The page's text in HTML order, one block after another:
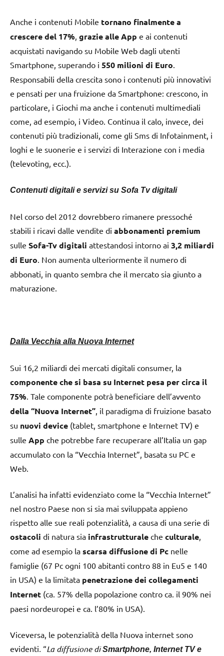
Anche i contenuti Mobile tornano finalmente a
crescere del 17% grazie alle App e ai contenuti
acquistati navigando su Mobile Web dagli utenti
Smartphone, superando i 550 milioni di Euro
Responsabili della crescita sono i contenuti più innovativi
e pensati per una fruizione da Smartphone: crescono, in
particolare, i Giochi ma anche i contenuti multimediali
come, ad esempio, i Video. Continua il calo, invece, dei
contenuti più tradizionali, come gli Sms di Infotainment, i
loghi e le suonerie e i servizi di Interazione con i media
(televoting, ecc.).
Contenuti digitali e servizi su Sofa Tv digitali
Nel corso del 2012 dovrebbero rimanere pressoché
stabili i ricavi dalle vendite di abbonamenti premium
sulle Sofa-Tv digitali attestandosi intorno ai 3,2 miliardi
di Euro . Non aumenta ulteriormente il numero di
abbonati, in quanto sembra che il mercato sia giunto a
maturazione.
Dalla Vecchia alla Nuova Internet
Sui 16,2 miliardi dei mercati digitali consumer, la
componente che si basa su Internet pesa per circa il
75% . Tale componente potrà beneficiare dell’avvento
della “Nuova Internet” , il paradigma di fruizione basato
su nuovi device (tablet, smartphone e Internet TV) e
sulle App che potrebbe fare recuperare all’Italia un gap
accumulato con la “Vecchia Internet”, basata su PC e
Web.
L’analisi ha infatti evidenziato come la “Vecchia Internet”
nel nostro Paese non si sia mai sviluppata appieno
rispetto alle sue reali potenzialità, a causa di una serie di
ostacoli di natura sia infrastrutturale che culturale
come ad esempio la scarsa diffusione di Pc nelle
famiglie (67 Pc ogni 100 abitanti contro 88 in Eu5 e 140
in USA) e la limitata penetrazione dei collegamenti
Internet (ca. 57% della popolazione contro ca. il 90% nei
paesi nordeuropei e ca. l’80% in USA).
Viceversa, le potenzialità della Nuova internet sono
evidenti. “La diffusione diSmartphone, Internet TV e